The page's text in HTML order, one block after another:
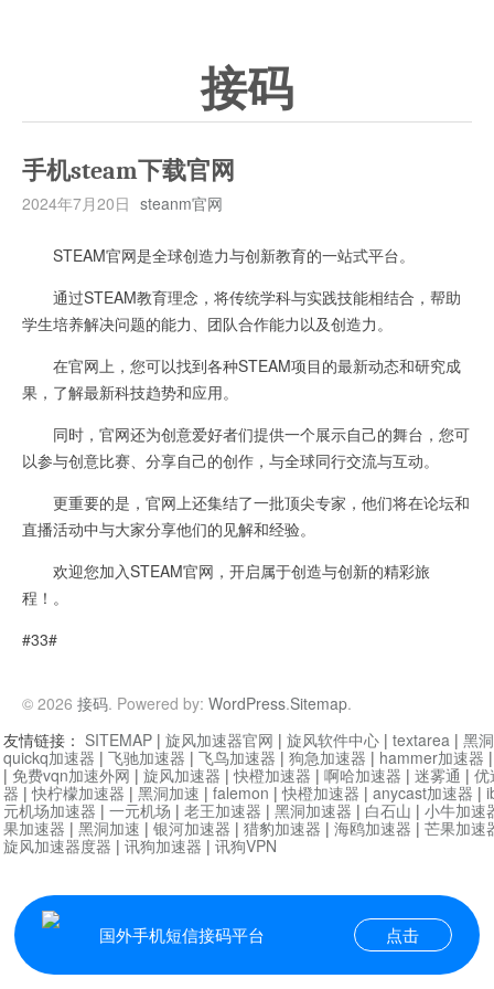
接码
手机steam下载官网
2024年7月20日 steanm官网
STEAM官网是全球创造力与创新教育的一站式平台。
通过STEAM教育理念，将传统学科与实践技能相结合，帮助
学生培养解决问题的能力、团队合作能力以及创造力。
在官网上，您可以找到各种STEAM项目的最新动态和研究成
果，了解最新科技趋势和应用。
同时，官网还为创意爱好者们提供一个展示自己的舞台，您可
以参与创意比赛、分享自己的创作，与全球同行交流与互动。
更重要的是，官网上还集结了一批顶尖专家，他们将在论坛和
直播活动中与大家分享他们的见解和经验。
欢迎您加入STEAM官网，开启属于创造与创新的精彩旅
程！。
#33#
© 2026 接码. Powered by: WordPress.Sitemap.
国外手机短信接码平台 点击
友情链接： SITEMAP | 旋风加速器官网 | 旋风软件中心 | textarea | 黑
quickq加速器 | 飞驰加速器 | 飞鸟加速器 | 狗急加速器 | hammer加速器
| 免费vqn加速外网 | 旋风加速器 |快橙加速器 | 啊哈加速器 | 迷雾通 | 优
器 |快柠檬加速器 | 黑洞加速 | falemon |快橙加速器 | anycast加速器 |
元机场加速器 | 一元机场 | 老王加速器 | 黑洞加速器 | 白石山 | 小牛加速
果加速器 | 黑洞加速 | 银河加速器 | 猎豹加速器 | 海鸥加速器 | 芒果加速
旋风加速器度器 | 讯狗加速器 | 讯狗VPN